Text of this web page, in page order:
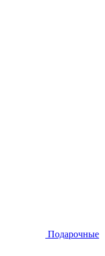
Подарочные